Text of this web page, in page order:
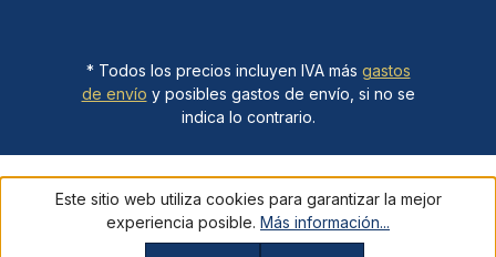
* Todos los precios incluyen IVA más gastos
de envío y posibles gastos de envío, si no se
indica lo contrario.
Este sitio web utiliza cookies para garantizar la mejor
experiencia posible. Más información...